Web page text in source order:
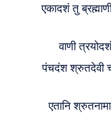
एकादशं तु
वाणी
पंचदंश श्रुतदेवी
एतानि